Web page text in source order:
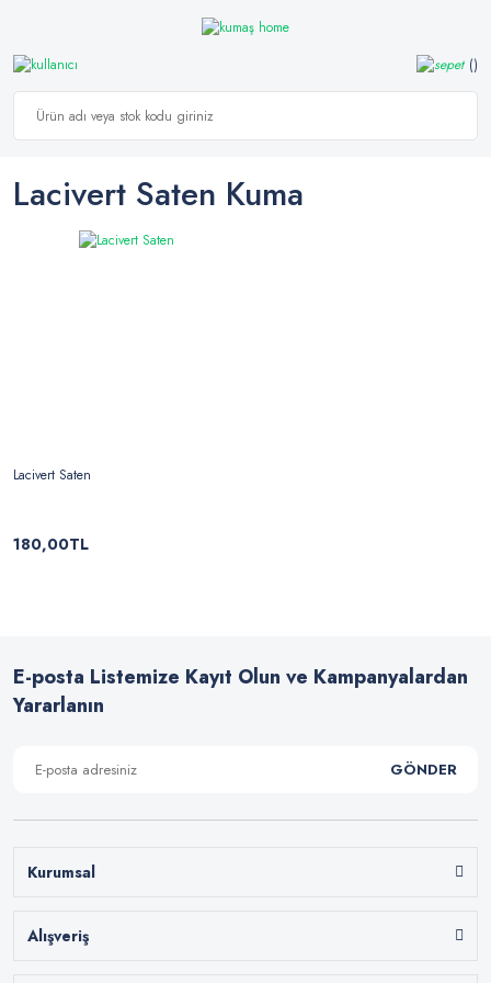
Lacivert Saten Kuma
Lacivert Saten
180,00TL
E-posta Listemize Kayıt Olun ve Kampanyalardan
Yararlanın
GÖNDER
Kurumsal
Alışveriş